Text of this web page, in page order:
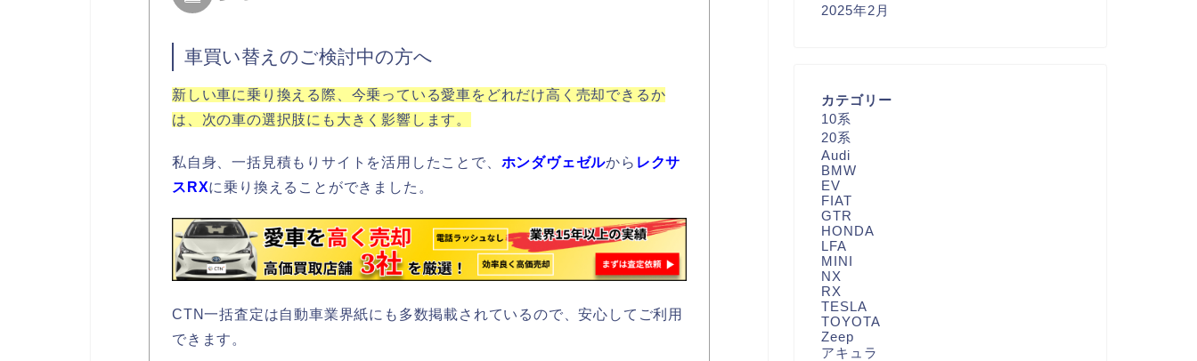
車買い替えのご検討中の方へ
新しい車に乗り換える際、今乗っている愛車をどれだけ高く売却できるか
は、次の車の選択肢にも大きく影響します。
私自身、一括見積もりサイトを活用したことで、 ホンダヴェゼルから レクサ
スRXに乗り換えることができました。
CTN一括査定は自動車業界紙にも多数掲載されているので、安心してご利用
できます。
2025年2月
カテゴリー
10系
20系
Audi
BMW
EV
FIAT
GTR
HONDA
LFA
MINI
NX
RX
TESLA
TOYOTA
Zeep
アキュラ